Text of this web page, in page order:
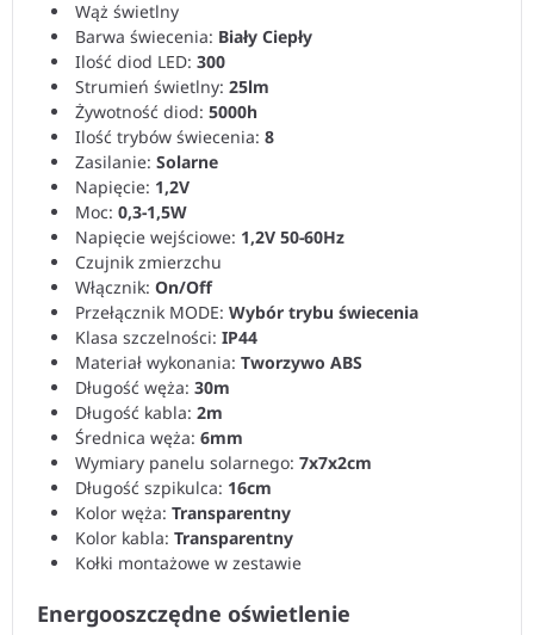
Wąż świetlny
Barwa świecenia: Biały Ciepły
Ilość diod LED: 300
Strumień świetlny: 25lm
Żywotność diod: 5000h
Ilość trybów świecenia: 8
Zasilanie: Solarne
Napięcie: 1,2V
Moc: 0,3-1,5W
Napięcie wejściowe: 1,2V 50-60Hz
Czujnik zmierzchu
Włącznik: On/Off
Przełącznik MODE: Wybór trybu świecenia
Klasa szczelności: IP44
Materiał wykonania: Tworzywo ABS
Długość węża: 30m
Długość kabla: 2m
Średnica węża: 6mm
Wymiary panelu solarnego: 7x7x2cm
Długość szpikulca: 16cm
Kolor węża: Transparentny
Kolor kabla: Transparentny
Kołki montażowe w zestawie
Energooszczędne oświetlenie